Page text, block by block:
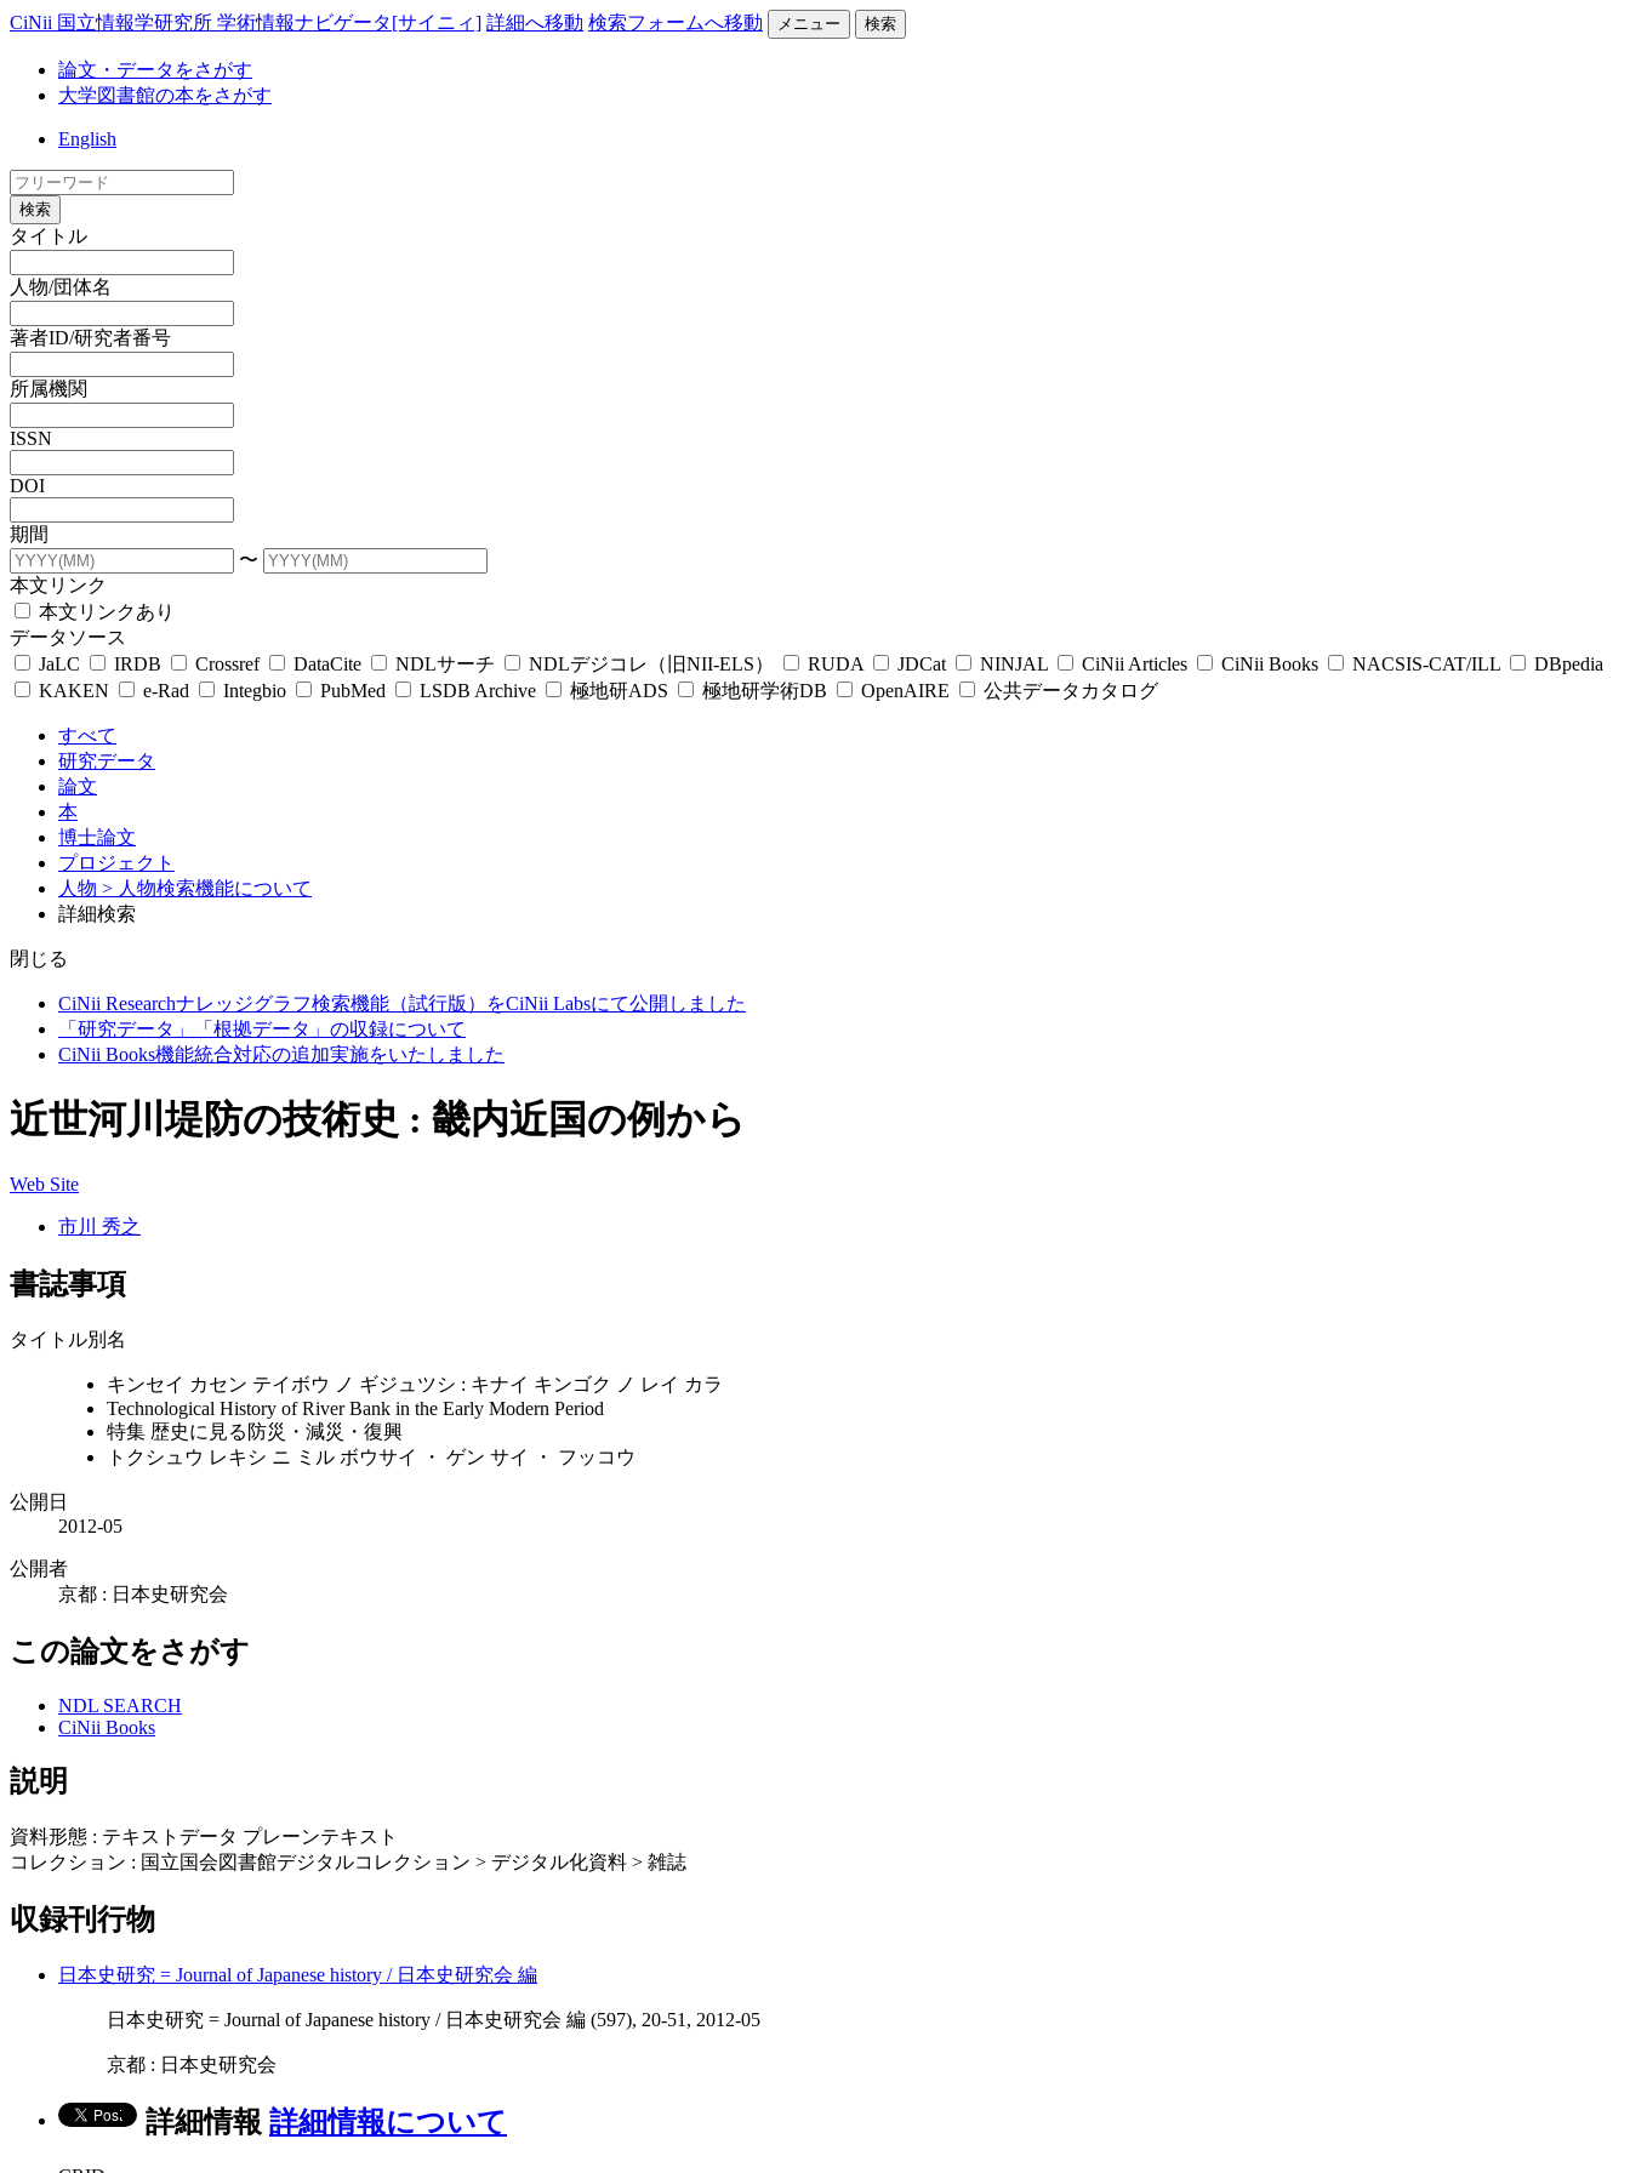
CiNii 国立情報学研究所 学術情報ナビゲータ[サイニィ] 詳細へ移動 検索フォームへ移動 メニュー 検索
論文・データをさがす
大学図書館の本をさがす
English
検索
タイトル
人物/団体名
著者ID/研究者番号
所属機関
ISSN
DOI
期間
〜
本文リンク
本文リンクあり
データソース
JaLC
IRDB Crossref DataCite NDLサーチ NDLデジコレ（旧NII-ELS） RUDA JDCat NINJAL CiNii Articles CiNii Books NACSIS-CAT/ILL
DBpedia
KAKEN
e-Rad Integbio PubMed LSDB Archive 極地研ADS 極地研学術DB OpenAIRE 公共データカタログ
すべて
研究データ
論文
本
博士論文
プロジェクト
人物 > 人物検索機能について
詳細検索
閉じる
CiNii Researchナレッジグラフ検索機能（試行版）をCiNii Labsにて公開しました
「研究データ」「根拠データ」の収録について
CiNii Books機能統合対応の追加実施をいたしました
近世河川堤防の技術史 : 畿内近国の例から
Web Site
市川 秀之
書誌事項
タイトル別名
キンセイ カセン テイボウ ノ ギジュツシ : キナイ キンゴク ノ レイ カラ
Technological History of River Bank in the Early Modern Period
特集 歴史に見る防災・減災・復興
トクシュウ レキシ ニ ミル ボウサイ ・ ゲン サイ ・ フッコウ
公開日
2012-05
公開者
京都 : 日本史研究会
この論文をさがす
NDL SEARCH
CiNii Books
説明
資料形態 : テキストデータ プレーンテキスト
コレクション : 国立国会図書館デジタルコレクション > デジタル化資料 > 雑誌
収録刊行物
日本史研究 = Journal of Japanese history / 日本史研究会 編
日本史研究 = Journal of Japanese history / 日本史研究会 編 (597), 20-51, 2012-05
京都 : 日本史研究会
詳細情報 詳細情報について